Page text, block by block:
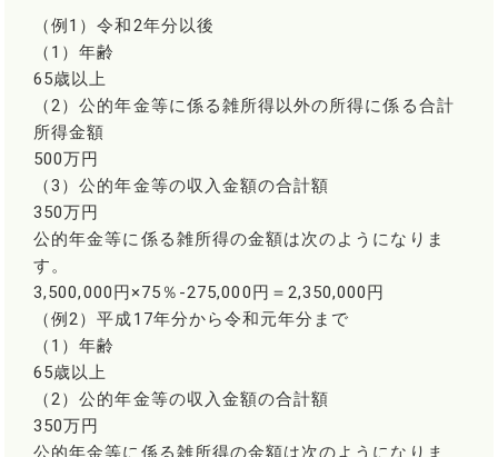
（例1）令和2年分以後
（1）年齢
65歳以上
（2）公的年金等に係る雑所得以外の所得に係る合計
所得金額
500万円
（3）公的年金等の収入金額の合計額
350万円
公的年金等に係る雑所得の金額は次のようになりま
す。
3,500,000円×75％-275,000円＝2,350,000円
（例2）平成17年分から令和元年分まで
（1）年齢
65歳以上
（2）公的年金等の収入金額の合計額
350万円
公的年金等に係る雑所得の金額は次のようになりま